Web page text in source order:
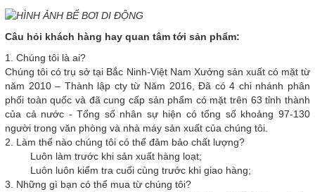
Câu hỏi khách hàng hay quan tâm tới sản phẩm:
1. Chúng tôi là ai?
Chúng tôi có trụ sở tại Bắc Ninh-Việt Nam Xưởng sản xuất có mặt từ
năm 2010 – Thành lập cty từ Năm 2016, Đã có 4 chi nhánh phân
phối toàn quốc và đã cung cấp sản phẩm có mặt trên 63 tỉnh thành
của cả nước - Tổng số nhân sự hiện có tổng số khoảng 97-130
người trong văn phòng và nhà máy sản xuất của chúng tôi.
2. Làm thế nào chúng tôi có thể đảm bảo chất lượng?
Luôn làm trước khi sản xuất hàng loạt;
Luôn luôn kiểm tra cuối cùng trước khi giao hàng;
3. Những gì bạn có thể mua từ chúng tôi?